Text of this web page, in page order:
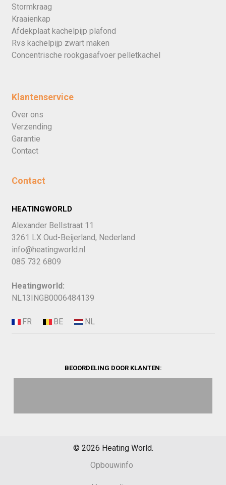
Stormkraag
Kraaienkap
Afdekplaat kachelpijp plafond
Rvs kachelpijp zwart maken
Concentrische rookgasafvoer pelletkachel
Klantenservice
Over ons
Verzending
Garantie
Contact
Contact
HEATINGWORLD
Alexander Bellstraat 11
3261 LX Oud-Beijerland, Nederland
info@heatingworld.nl
085 732 6809
Heatingworld:
NL13INGB0006484139
BEOORDELING DOOR KLANTEN:
© 2026 Heating World.
Opbouwinfo